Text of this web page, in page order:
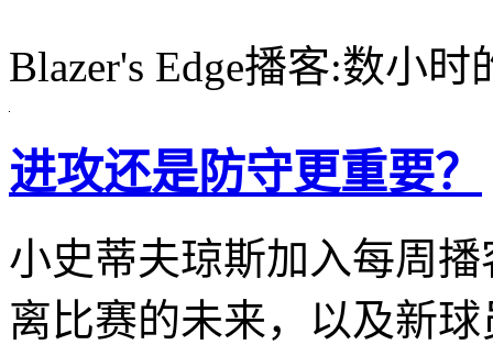
Blazer's Edge播客:数小
进攻还是防守更重要？
小史蒂夫琼斯加入每周
离比赛的未来，以及新球